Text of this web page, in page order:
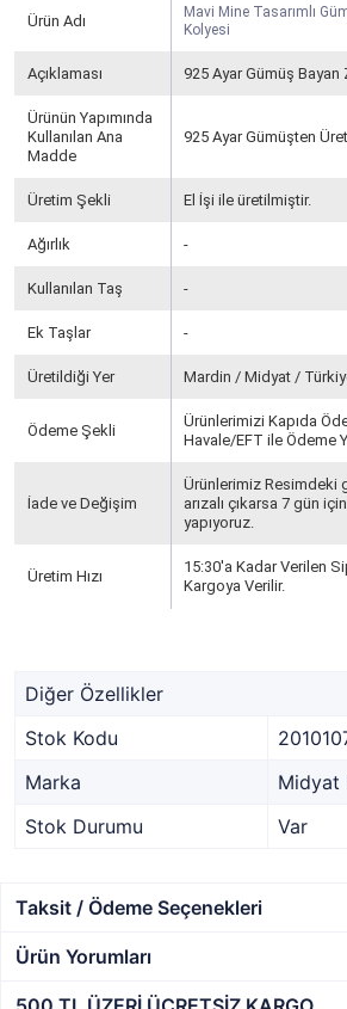
Ürün Adı
Mavi Mine Tasarımlı
Kolyesi
Açıklaması 925 Ayar Gümüş
Ürünün Yapımında
Kullanılan Ana
Madde
925 Ayar Gümüşten
Üretim Şekli El İşi ile üretilmiştir.
Ağırlık -
Kullanılan Taş -
Ek Taşlar -
Üretildiği Yer Mardin / Midyat /
Ödeme Şekli
Ürünlerimizi Kapıda
Havale/EFT ile Ödeme
İade ve Değişim
Ürünlerimiz Resimdeki
arızalı çıkarsa 7 gün
yapıyoruz.
Üretim Hızı
15:30'a Kadar Verilen
Kargoya Verilir.
Diğer Özellikler
Stok Kodu
Marka
Midyat
Stok Durumu
Var
Taksit / Ödeme Seçenekleri
Ürün Yorumları